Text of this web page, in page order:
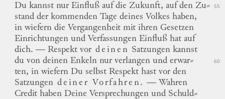
Du kannst nur Einfluß auf die Zukunft, auf den Zu⸗ 55
stand der kommenden Tage deines Volkes haben,
in wiefern die Vergangenheit mit ihren Gesetzen
Einrichtungen und Verfassungen Einfluß hat auf
dich. —Respekt vor deinen Satzungen kannst
du von deinen Enkeln nur verlangen underwar⸗ 60
ten, in wiefern Du selbst Respekt hast vor den
Satzungen deiner Vorfahren. —Wahren
Credit haben Deine Versprechungen und Schuld⸗